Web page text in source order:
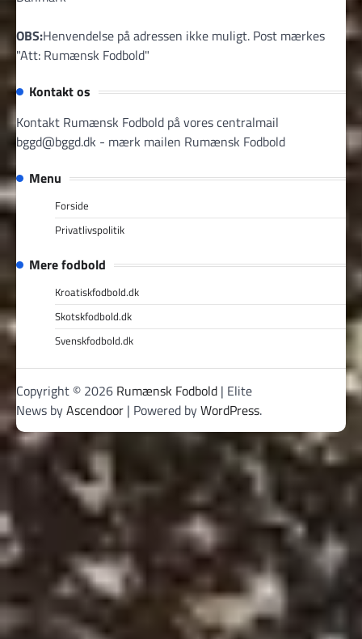
OBS:Henvendelse på adressen ikke muligt. Post mærkes
"Att: Rumænsk Fodbold"
Kontakt os
Kontakt Rumænsk Fodbold på vores centralmail
bggd@bggd.dk - mærk mailen Rumænsk Fodbold
Menu
Forside
Privatlivspolitik
Mere fodbold
Kroatiskfodbold.dk
Skotskfodbold.dk
Svenskfodbold.dk
Copyright © 2026 Rumænsk Fodbold | Elite
News byAscendoor | Powered byWordPress.